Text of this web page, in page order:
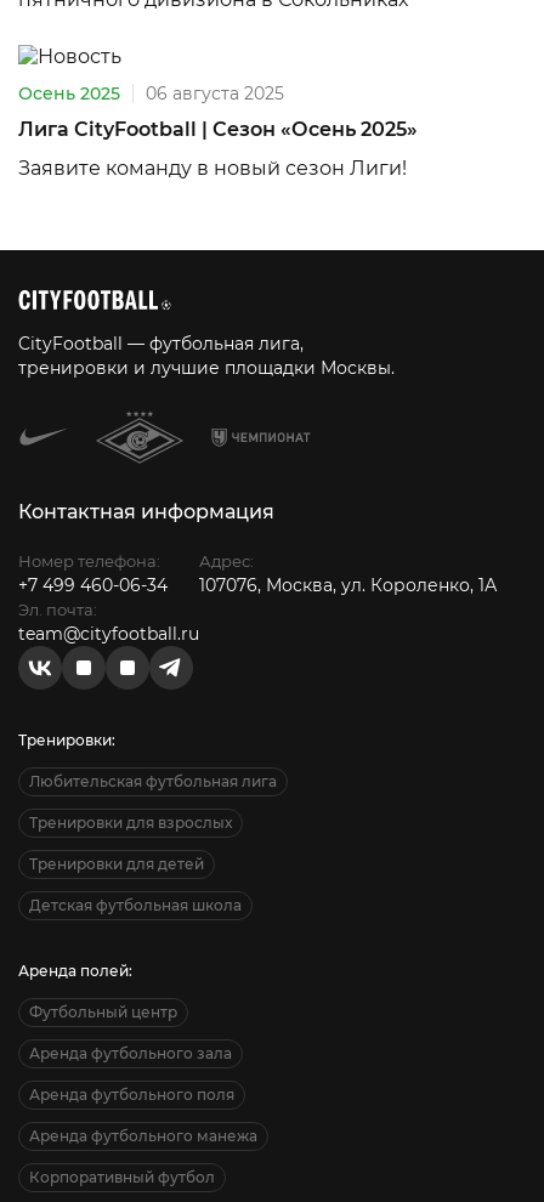
Осень 2025 06 августа 2025
Лига CityFootball | Сезон «Осень 2025»
Заявите команду в новый сезон Лиги!
CityFootball — футбольная лига,
тренировки и лучшие площадки Москвы.
Контактная информация
Номер телефона:
+7 499 460-06-34
Эл. почта:
team@cityfootball.ru
Адрес:
107076, Москва, ул. Короленко, 1А
Тренировки:
Любительская футбольная лига
Тренировки для взрослых
Тренировки для детей
Детская футбольная школа
Аренда полей:
Футбольный центр
Аренда футбольного зала
Аренда футбольного поля
Аренда футбольного манежа
Корпоративный футбол